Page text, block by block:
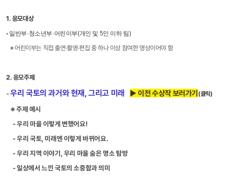
1. 응모대상
◦ 일반부·청소년부·어린이부(개인 및 5인 이하 팀)
※ 어린이부는 직접 출연·촬영·편집 중 하나 이상 참여한 영상이어야 함
2. 응모주제
◦우리 국토의 과거와 현재, 그리고 미래 ▶이전 수상작 보러가기 (클릭)
※ 주제 예시
- 우리 마을 이렇게 변했어요!
- 우리 국토, 미래엔 이렇게 바뀌어요.
- 우리 지역 이야기, 우리 마을 숨은 명소 탐방
- 일상에서 느낀 국토의 소중함과 의미